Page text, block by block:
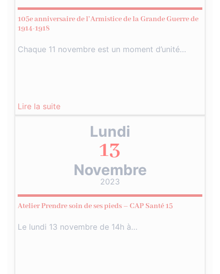
105e anniversaire de l’Armistice de la Grande Guerre de
1914-1918
Chaque 11 novembre est un moment d’unité…
Lire la suite
Lundi
13
Novembre
2023
Atelier Prendre soin de ses pieds – CAP Santé 15
Le lundi 13 novembre de 14h à…